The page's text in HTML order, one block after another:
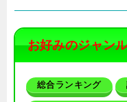
お好みのジャン
総合ランキング